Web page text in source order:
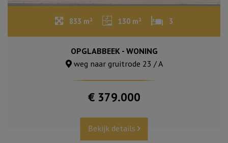
833 m² 130 m² 3
OPGLABBEEK - WONING
weg naar gruitrode 23 / A
€ 379.000
Bekijk details